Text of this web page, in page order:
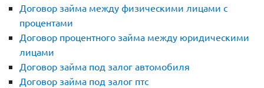
Договор займа между физическими лицами с
процентами
Договор процентного займа между юридическими
лицами
Договор займа под залог автомобиля
Договор займа под залог птс